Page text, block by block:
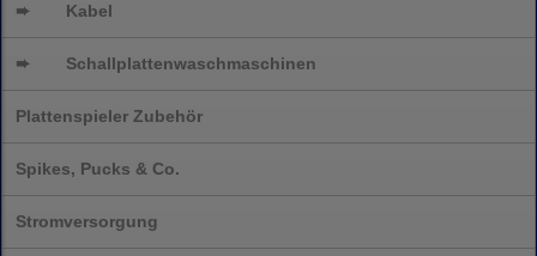
➨ Kabel
➨ Schallplattenwaschmaschinen
Plattenspieler Zubehör
Spikes, Pucks & Co.
Stromversorgung